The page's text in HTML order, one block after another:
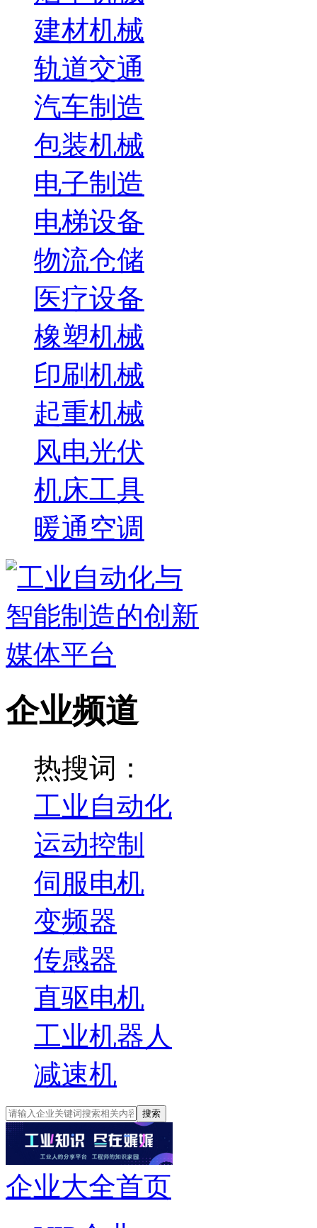
建材机械
轨道交通
汽车制造
包装机械
电子制造
电梯设备
物流仓储
医疗设备
橡塑机械
印刷机械
起重机械
风电光伏
机床工具
暖通空调
企业频道
热搜词：
工业自动化
运动控制
伺服电机
变频器
传感器
直驱电机
工业机器人
减速机
搜索
企业大全首页